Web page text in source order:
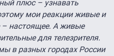
плюс – узнавать
мои реакции живые и
– настоящее. А живые
для телезрителя.
в разных городах России